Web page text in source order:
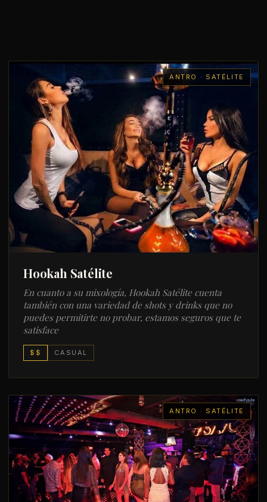
ANTRO · SATÉLITE
Hookah Satélite
En cuanto a su mixología, Hookah Satélite cuenta
también con una variedad de shots y drinks que no
puedes permitirte no probar, estamos seguros que te
satisface
$$ CASUAL
ANTRO · SATÉLITE